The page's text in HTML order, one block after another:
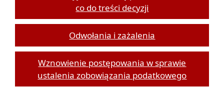
co do treści decyzji
Odwołania i zażalenia
Wznowienie postępowania w sprawie
ustalenia zobowiązania podatkowego